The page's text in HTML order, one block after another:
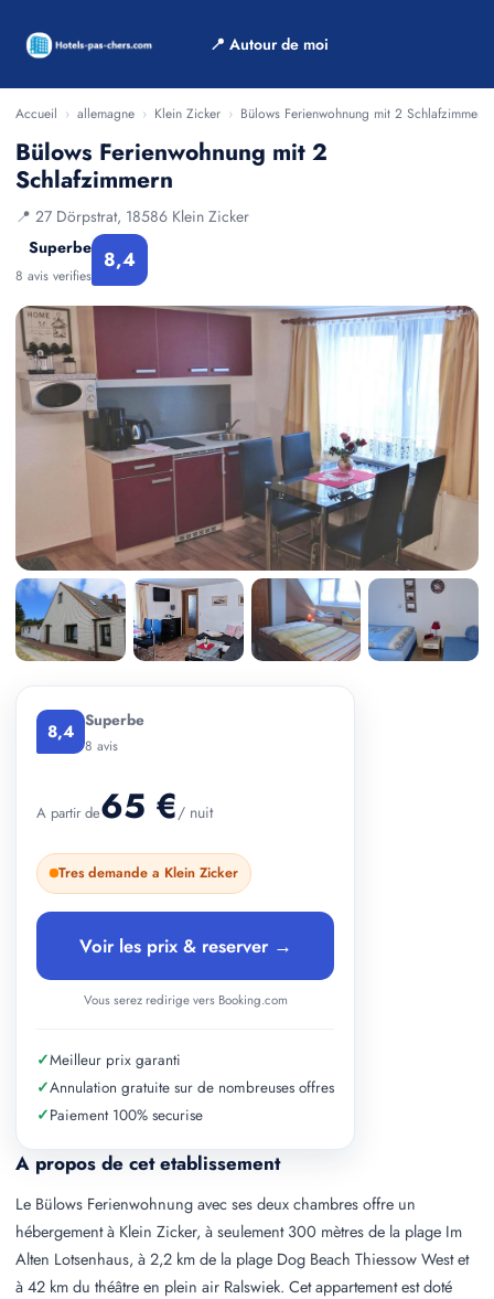
📍 Autour de moi
Accueil › allemagne › Klein Zicker › Bülows Ferienwohnung mit 2 Schlafzimmern
Bülows Ferienwohnung mit 2
Schlafzimmern
📍 27 Dörpstrat, 18586 Klein Zicker
Superbe
8 avis verifies
8,4
A propos de cet etablissement
Le Bülows Ferienwohnung avec ses deux chambres offre un
hébergement à Klein Zicker, à seulement 300 mètres de la plage Im
Alten Lotsenhaus, à 2,2 km de la plage Dog Beach Thiessow West et
à 42 km du théâtre en plein air Ralswiek. Cet appartement est doté
8,4 Superbe
8 avis
A partir de65 €/ nuit
Tres demande a Klein Zicker
Voir les prix & reserver →
Vous serez redirige vers Booking.com
✓Meilleur prix garanti
✓Annulation gratuite sur de nombreuses offres
✓Paiement 100% securise